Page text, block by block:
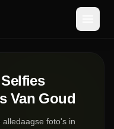
AANMELDEN
Van Goud
foto's in